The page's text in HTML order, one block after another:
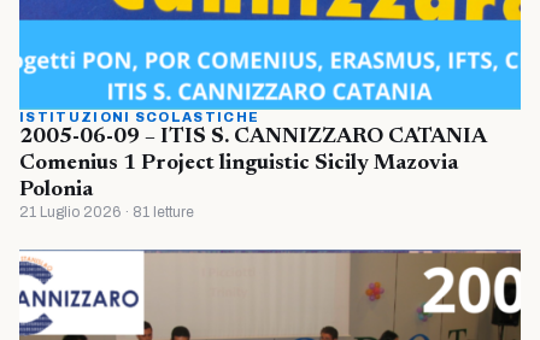
ISTITUZIONI SCOLASTICHE
2005-06-09 – ITIS S. CANNIZZARO CATANIA
Comenius 1 Project linguistic Sicily Mazovia
Polonia
21 Luglio 2026 · 81 letture